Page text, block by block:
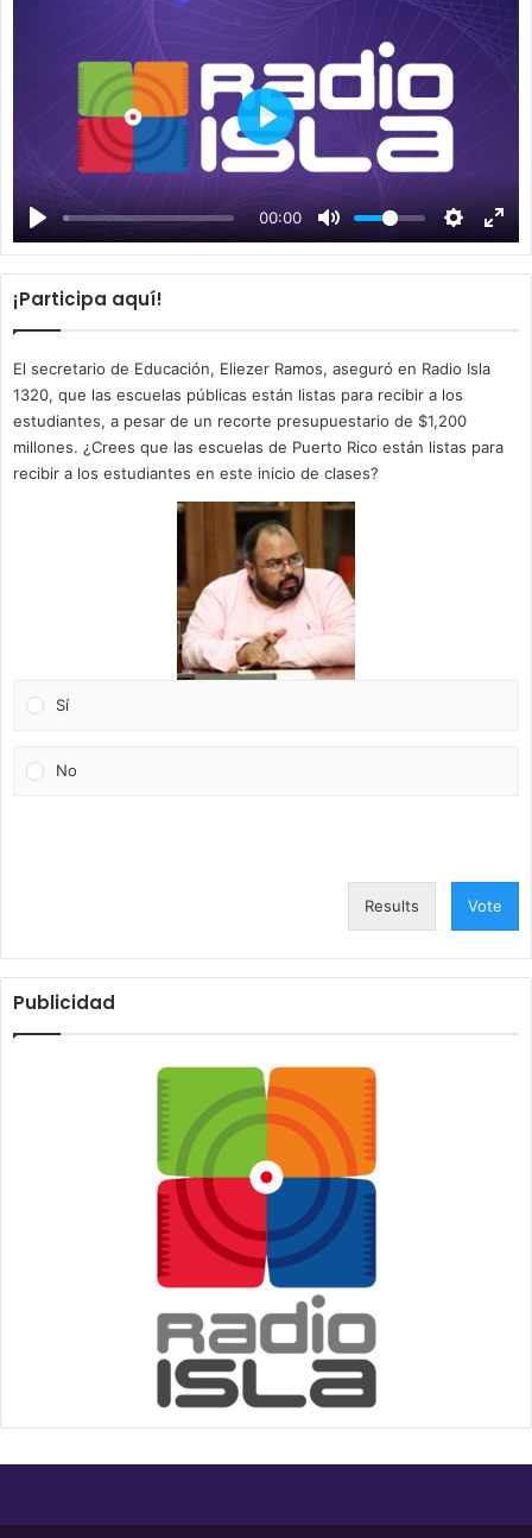
00:00
P
y
¡Participa aquí!
El secretario de Educación, Eliezer Ramos, aseguró en Radio Isla
1320, que las escuelas públicas están listas para recibir a los
estudiantes, a pesar de un recorte presupuestario de $1,200
millones. ¿Crees que las escuelas de Puerto Rico están listas para
recibir a los estudiantes en este inicio de clases?
Sí
No
Results Vote
Publicidad